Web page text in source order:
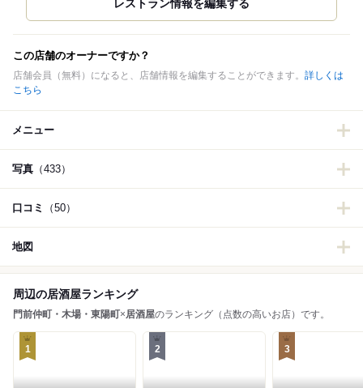
この店舗のオーナーですか？
店舗会員（無料）になると、店舗情報を編集することができます。 詳しくは
こちら
メニュー
写真 （433）
口コミ （50）
地図
周辺の居酒屋ランキング
門前仲町・木場・東陽町×居酒屋のランキング（点数の高いお店）です。
1 2 3